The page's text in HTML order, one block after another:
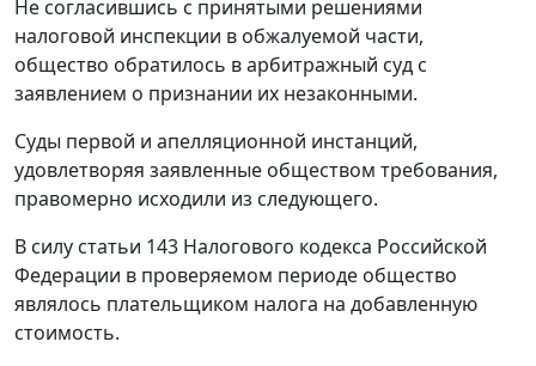
Не согласившись с принятыми решениями
налоговой инспекции в обжалуемой части,
общество обратилось в арбитражный суд с
заявлением о признании их незаконными.
Суды первой и апелляционной инстанций,
удовлетворяя заявленные обществом требования,
правомерно исходили из следующего.
В силу статьи 143 Налогового кодекса Российской
Федерации в проверяемом периоде общество
являлось плательщиком налога на добавленную
стоимость.